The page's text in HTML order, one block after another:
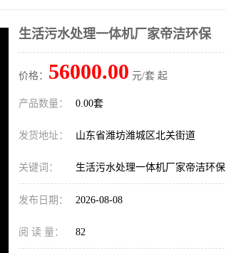
生活污水处理一体机厂家帝洁环保
价格： 56000.00 元/套 起
产品数量： 0.00套
发货地址： 山东省潍坊潍城区北关街道
关键词： 生活污水处理一体机厂家帝洁环保
发布日期： 2026-08-08
阅 读 量： 82